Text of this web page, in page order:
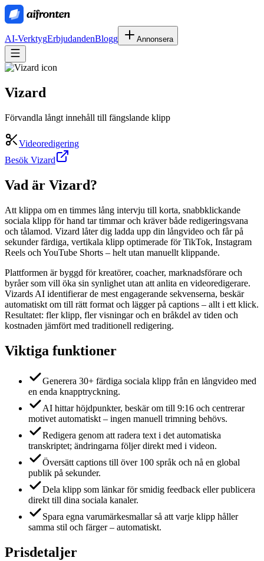
AI-VerktygErbjudandenBlogg Annonsera
Vizard
Förvandla långt innehåll till fängslande klipp
Videoredigering
Besök Vizard
Vad är Vizard?
Att klippa om en timmes lång intervju till korta, snabbklickande
sociala klipp för hand tar timmar och kräver både redigeringsvana
och tålamod. Vizard låter dig ladda upp din långvideo och får på
sekunder färdiga, vertikala klipp optimerade för TikTok, Instagram
Reels och YouTube Shorts – helt utan manuellt klippande.
Plattformen är byggd för kreatörer, coacher, marknadsförare och
byråer som vill öka sin synlighet utan att anlita en videoredigerare.
Vizards AI identifierar de mest engagerande sekvenserna, beskär
automatiskt om till rätt format och lägger på captions – allt i ett klick.
Resultatet: fler klipp, fler visningar och en bråkdel av tiden och
kostnaden jämfört med traditionell redigering.
Viktiga funktioner
Generera 30+ färdiga sociala klipp från en långvideo med
en enda knapptryckning.
AI hittar höjdpunkter, beskär om till 9:16 och centrerar
motivet automatiskt – ingen manuell trimning behövs.
Redigera genom att radera text i det automatiska
transkriptet; ändringarna följer direkt med i videon.
Översätt captions till över 100 språk och nå en global
publik på sekunder.
Dela klipp som länkar för smidig feedback eller publicera
direkt till dina sociala kanaler.
Spara egna varumärkesmallar så att varje klipp håller
samma stil och färger – automatiskt.
Prisdetaljer